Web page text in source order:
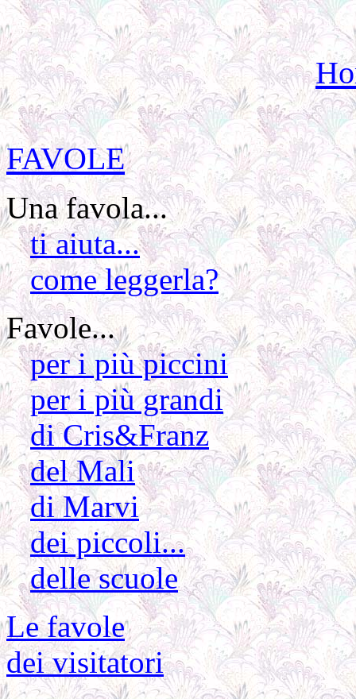
FAVOLE
Una favola...
ti aiuta...
come leggerla?
Favole...
per i più piccini
per i più grandi
di Cris&Franz
del Mali
di Marvi
dei piccoli...
delle scuole
Le favole
dei visitatori